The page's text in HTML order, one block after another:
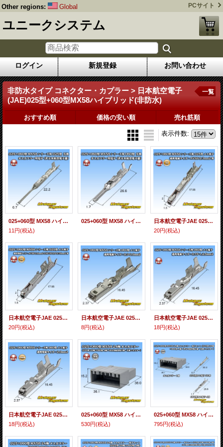
Other regions: Global PCサイト
ユニークシステム
ログイン 新規登録 お問い合わせ
非防水タイプ コネクター・カプラー > 日本航空電子
(JAE)025型+060型MX58ハイブリッド(非防水)
一覧
おすすめ順 価格の安い順 売れ筋順
表示件数:
025+060型 MX58 ハイブリッドシリーズ用 非防水 025型 オス端子 (非日本航空電子製)
11円(税込)
025+060型 MX58 ハイブリッドシリーズ用 非防水 060型 オス端子 (非日本航空電子製)
日本航空電子JAE 025+060型 MX58 ハイブリッドシリーズ用 非防水 025型 メス端子 適用電線サイズ：AVSS 0.3mm2 等
20円(税込)
日本航空電子JAE 025+060型 MX58 ハイブリッドシリーズ用 非防水 025型 メス端子 適用電線サイズ：AVSS 0.5mm2-CHFUS 0.5-0.75mm2-CAVS 0.5mm2 等
20円(税込)
日本航空電子JAE 025+060型 MX58 ハイブリッドシリーズ用 非防水 060型 メス端子 適用電線サイズ：0.3-0.5mm2
8円(税込)
日本航空電子JAE 025+060型 MX58 ハイブリッドシリーズ用 非防水 060型 メス端子 適用電線サイズ：0.75-1.2.5mm2
18円(税込)
日本航空電子JAE 025+060型 MX58 ハイブリッドシリーズ用 非防水 060型 メス端子 適用電線サイズ：2.0mm2
18円(税込)
025+060型 MX58 ハイブリッド 非防水 24極 オスカプラー (025型 20極+060型 4極) (非日本航空電子製/互換コネクター)
530円(税込)
025+060型 MX58 ハイブリッド 非防水 24極 オスカプラー・端子セット (025型 20極+060型 4極) (非日本航空電子製/互換コネクター)
795円(税込)